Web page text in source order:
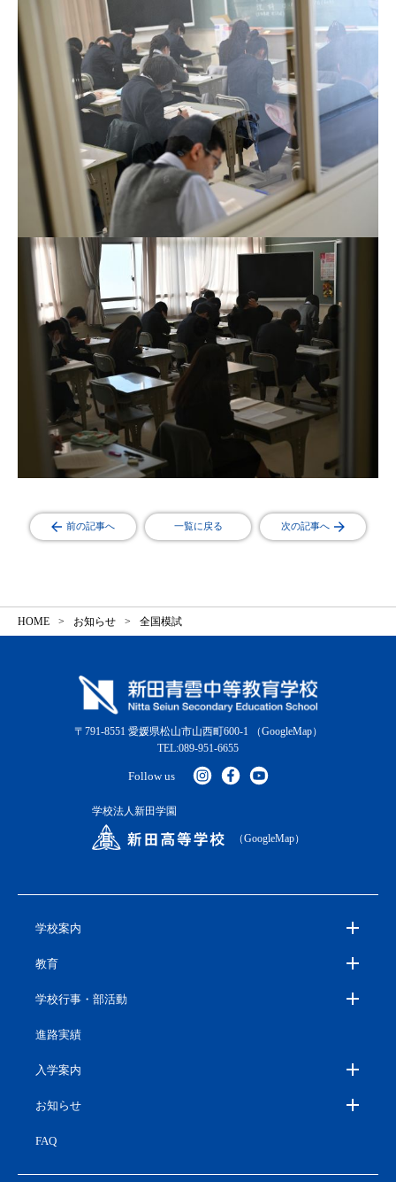
前の記事へ 一覧に戻る 次の記事へ
HOME お知らせ 全国模試
〒791-8551 愛媛県松山市山西町600-1
（GoogleMap）
TEL:089-951-6655
Follow us
学校法人新田学園
（GoogleMap）
学校案内
教育
学校行事・部活動
進路実績
入学案内
お知らせ
FAQ